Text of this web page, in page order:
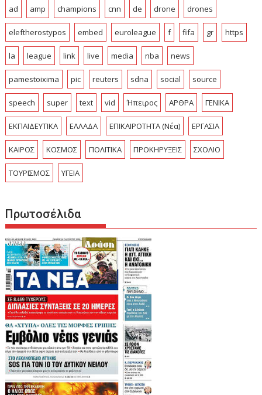
ad amp champions cnn de drone drones
eleftherostypos embed euroleague f fifa gr https
la league link live media nba news
pamestoixima pic reuters sdna social source
speech super text vid Ήπειρος ΑΡΘΡΑ ΓΕΝΙΚΑ
ΕΚΠΑΙΔΕΥΤΙΚΑ ΕΛΛΑΔΑ ΕΠΙΚΑΙΡΟΤΗΤΑ (Νέα) ΕΡΓΑΣΙΑ
ΚΑΙΡΟΣ ΚΟΣΜΟΣ ΠΟΛΙΤΙΚΑ ΠΡΟΚΗΡΥΞΕΙΣ ΣΧΟΛΙΟ
ΤΟΥΡΙΣΜΟΣ ΥΓΕΙΑ
Πρωτοσέλιδα